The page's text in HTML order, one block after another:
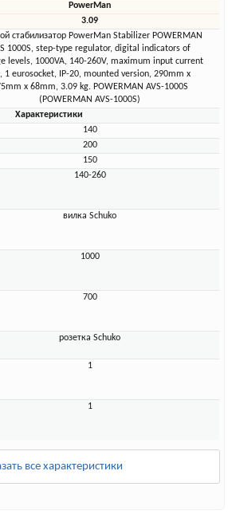
PowerMan
3.09
стабилизатор PowerMan Stabilizer POWERMAN
1000S, step-type regulator, digital indicators of
levels, 1000VA, 140-260V, maximum input current
1 eurosocket, IP-20, mounted version, 290mm x
x 68mm, 3.09 kg. POWERMAN AVS-1000S
(POWERMAN AVS-1000S)
Характеристики
140
200
150
140-260
вилка Schuko
1000
700
розетка Schuko
1
1
все характеристики